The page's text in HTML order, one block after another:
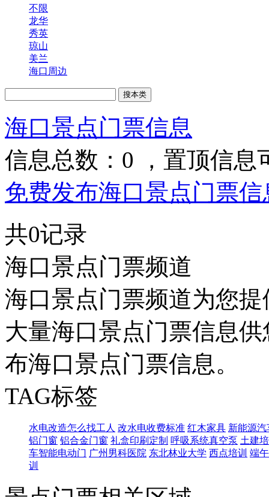
不限
龙华
秀英
琼山
美兰
海口周边
海口景点门票信息
信息总数： 0 ，置顶信息
免费发布海口景点门票信
共0记录
海口景点门票频道
海口景点门票频道为您
大量海口景点门票信息
布海口景点门票信息。
TAG标签
水电改造怎么找工人 改水电收费标准 红木家具 新能源汽
铝门窗 铝合金门窗 礼盒印刷定制 呼吸系统真空泵 土建
车智能电动门 广州男科医院 东北林业大学 西点培训 端
训